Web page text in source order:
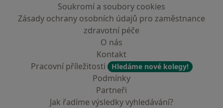
Soukromí a soubory cookies
Zásady ochrany osobních údajů pro zaměstnance
zdravotní péče
O nás
Kontakt
Pracovní příležitosti
Hledáme nové kolegy!
Podmínky
Partneři
Jak řadíme výsledky vyhledávání?